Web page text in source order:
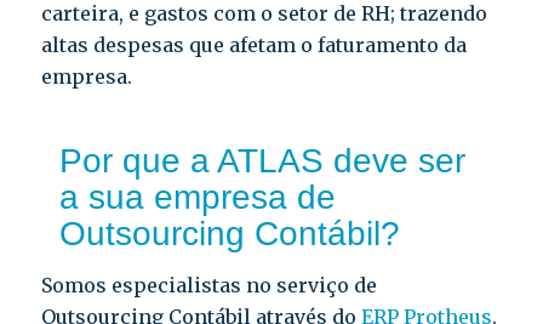
carteira, e gastos com o setor de RH; trazendo
altas despesas que afetam o faturamento da
empresa.
Por que a ATLAS deve ser
a sua empresa de
Outsourcing Contábil?
Somos especialistas no serviço de
Outsourcing Contábil através do ERP Protheus.